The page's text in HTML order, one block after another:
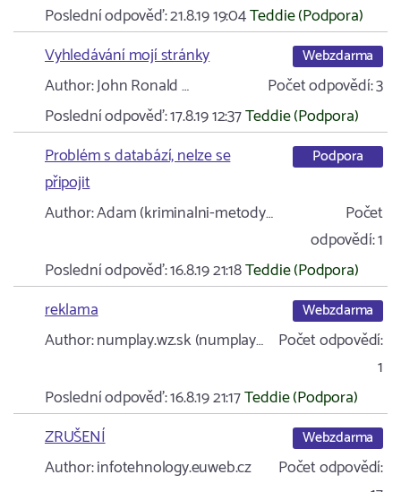
Poslední odpověď:21.8.19 19:04Teddie (Podpora)
Vyhledávání mojí stránky
Webzdarma
Author:John Ronald … Počet odpovědí:3
Poslední odpověď:17.8.19 12:37Teddie (Podpora)
Problém s databází, nelze se
připojit
Podpora
Author:Adam (kriminalni-metody…
Počet
odpovědí:1
Poslední odpověď:16.8.19 21:18Teddie (Podpora)
reklama
Webzdarma
Author:numplay.wz.sk (numplay…
Počet odpovědí:
1
Poslední odpověď:16.8.19 21:17Teddie (Podpora)
ZRUŠENÍ
Webzdarma
Author:infotehnology.euweb.cz
Počet odpovědí: